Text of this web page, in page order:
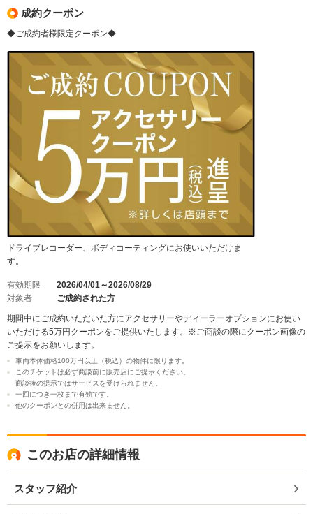
成約クーポン
◆ご成約者様限定クーポン◆
ドライブレコーダー、ボディコーティングにお使いいただけま
す。
有効期限
2026/04/01～2026/08/29
対象者
ご成約された方
期間中にご成約いただいた方にアクセサリーやディーラーオプションにお使い
いただける5万円クーポンをご提供いたします。※ご商談の際にクーポン画像の
ご提示をお願いします。
車両本体価格100万円以上（税込）の物件に限ります。
このチケットは必ず商談前に販売店にご提示ください。
商談後の提示ではサービスを受けられません。
一回につき一枚まで有効です。
他のクーポンとの併用は出来ません。
このお店の詳細情報
スタッフ紹介